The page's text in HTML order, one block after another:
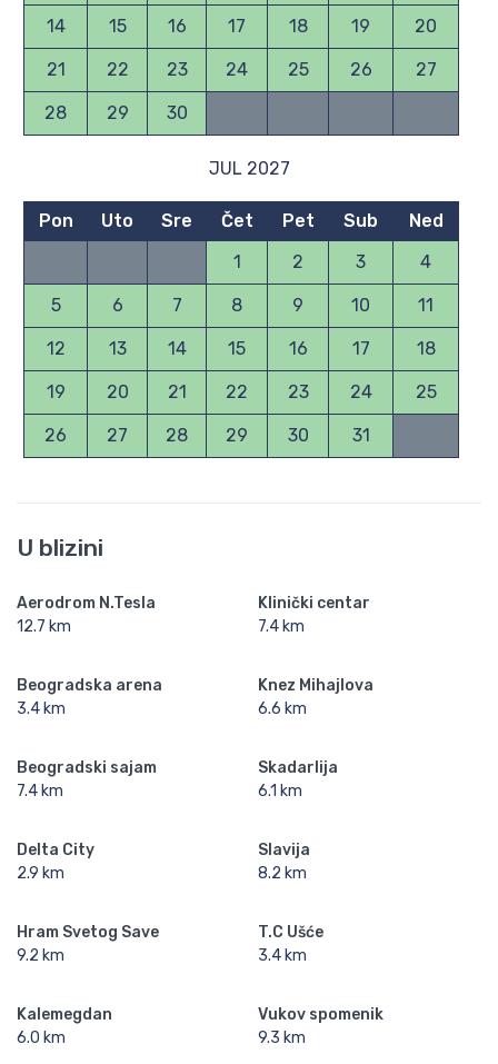
14 15 16 17 18 19 20
21 22 23 24 25 26 27
28 29 30
JUL 2027
Pon Uto Sre Čet Pet Sub
Ned
1
2 3 4
5 6 7 8 9 10 11
12 13 14 15 16 17 18
19 20 21 22 23 24 25
26 27 28 29 30 31
U blizini
Aerodrom N.Tesla
12.7 km
Beogradska arena
3.4 km
Beogradski sajam
7.4 km
Delta City
2.9 km
Hram Svetog Save
9.2 km
Kalemegdan
6.0 km
Klinički centar
7.4 km
Knez Mihajlova
6.6 km
Skadarlija
6.1 km
Slavija
8.2 km
T.C Ušće
3.4 km
Vukov spomenik
9.3 km